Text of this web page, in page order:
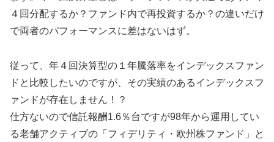
４回分配するか？ファンド内で再投資するか？の違いだけ
で両者のパフォーマンスに差はないはず。
従って、年４回決算型の１年騰落率をインデックスファン
ドと比較したいのですが、その実績のあるインデックスフ
ァンドが存在しません！？
仕方ないので信託報酬1.6％台ですが98年から運用してい
る老舗アクティブの「フィデリティ・欧州株ファンド」と